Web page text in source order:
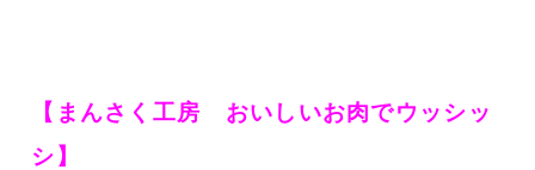
【まんさく工房 おいしいお肉でウッシッ
シ】